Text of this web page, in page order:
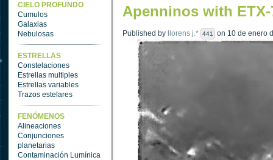
CIELO PROFUNDO
Cumulos
Galaxias
Nebulosas
ESTRELLAS
Constelaciones
Estrellas multiples
Estrellas variables
Trazos estelares
FENÓMENOS
Alineaciones
Conjunciones
planetarias
Contaminación Lumínica
Apenninos with
Published by llorens j.* 441 on 10 de enero